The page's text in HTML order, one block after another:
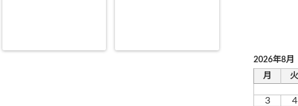
2026年8月
月
火
3
4